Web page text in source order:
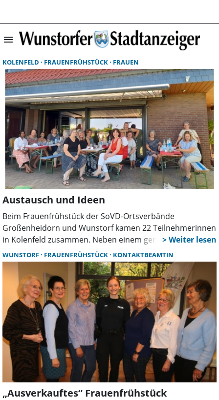
menu
KOLENFELD FRAUENFRÜHSTÜCK FRAUEN
Austausch und Ideen
Beim Frauenfrühstück der SoVD-Ortsverbände
Großenheidorn und Wunstorf kamen 22 Teilnehmerinnen
in Kolenfeld zusammen. Neben einem gemeinsamen
Frühstück standen Ideen für künftige Veranstaltungen,
Angebote für Frauen und Themen zur Kommunalwahl
2026 im Mittelpunkt.
WUNSTORF FRAUENFRÜHSTÜCK KONTAKTBEAMTIN
„Ausverkauftes“ Frauenfrühstück